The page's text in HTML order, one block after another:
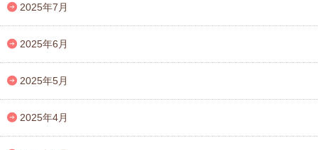
2025年7月
2025年6月
2025年5月
2025年4月